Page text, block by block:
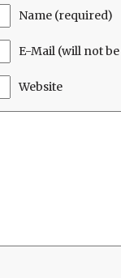
Name (required)
E-Mail (will not
Website